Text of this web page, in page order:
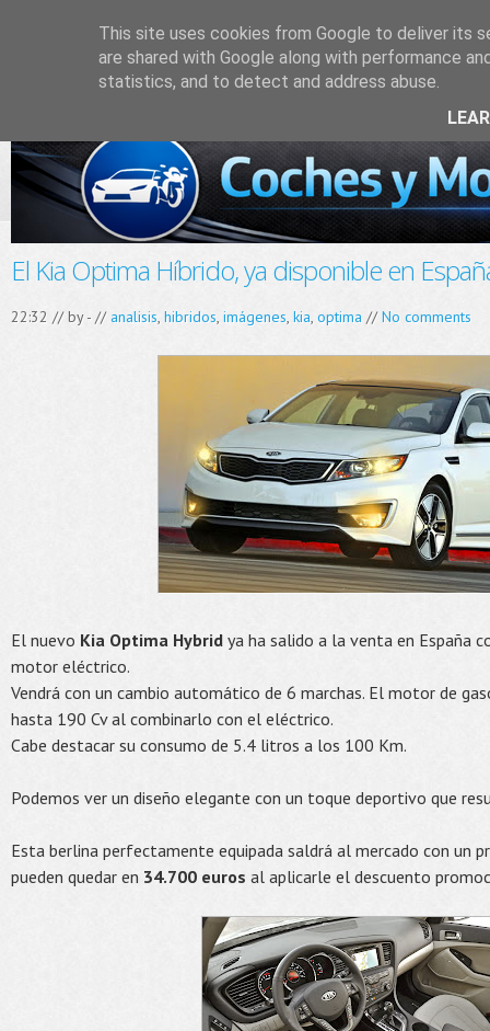
El Kia Optima Híbrido, ya disponible en
22:32 // by- // analisis, hibridos, imágenes, kia, optima //No comments
El nuevo Kia Optima Hybrid ya ha salido a la venta en España
motor eléctrico.
Vendrá con un cambio automático de 6 marchas. El motor de
hasta 190 Cv al combinarlo con el eléctrico.
Cabe destacar su consumo de 5.4 litros a los 100 Km.
Podemos ver un diseño elegante con un toque deportivo que
Esta berlina perfectamente equipada saldrá al mercado con un
pueden quedar en 34.700 euros al aplicarle el descuento
This site uses cookies from Google to deliver its
are shared with Google along with performance
statistics, and to detect and address abuse.